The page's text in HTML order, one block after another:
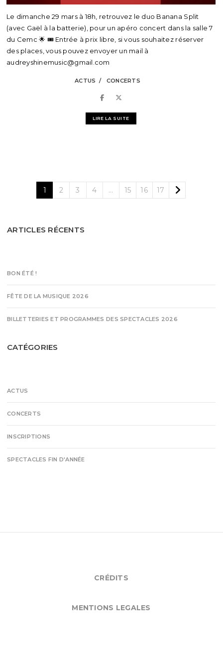
Le dimanche 29 mars à 18h, retrouvez le duo Banana Split
(avec Gaël à la batterie), pour un apéro concert dans la salle 7
du Cemc 🌟 🎟️ Entrée à prix libre, si vous souhaitez réserver
des places, vous pouvez envoyer un mail à
audreyshinemusic@gmail.com
ACTUS CONCERTS
LIRE LA SUITE
1 2 3 4 … 15 16 17
ARTICLES RÉCENTS
BON ÉTÉ !
FÊTE DE LA MUSIQUE 2026
BILLETTERIES ET PROGRAMMES DES SPECTACLES 2026
CATÉGORIES
ACTUS
CONCERTS
INSCRIPTIONS
SPECTACLES FIN D'ANNÉE
CRÉDITS
MENTIONS LEGALES